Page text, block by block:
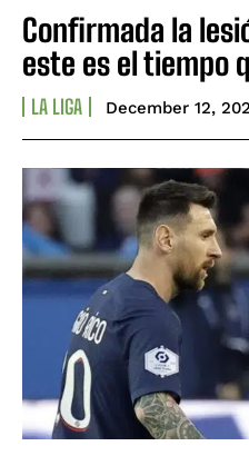
Confirmada la
este es el tiempo
LA LIGA December 12,